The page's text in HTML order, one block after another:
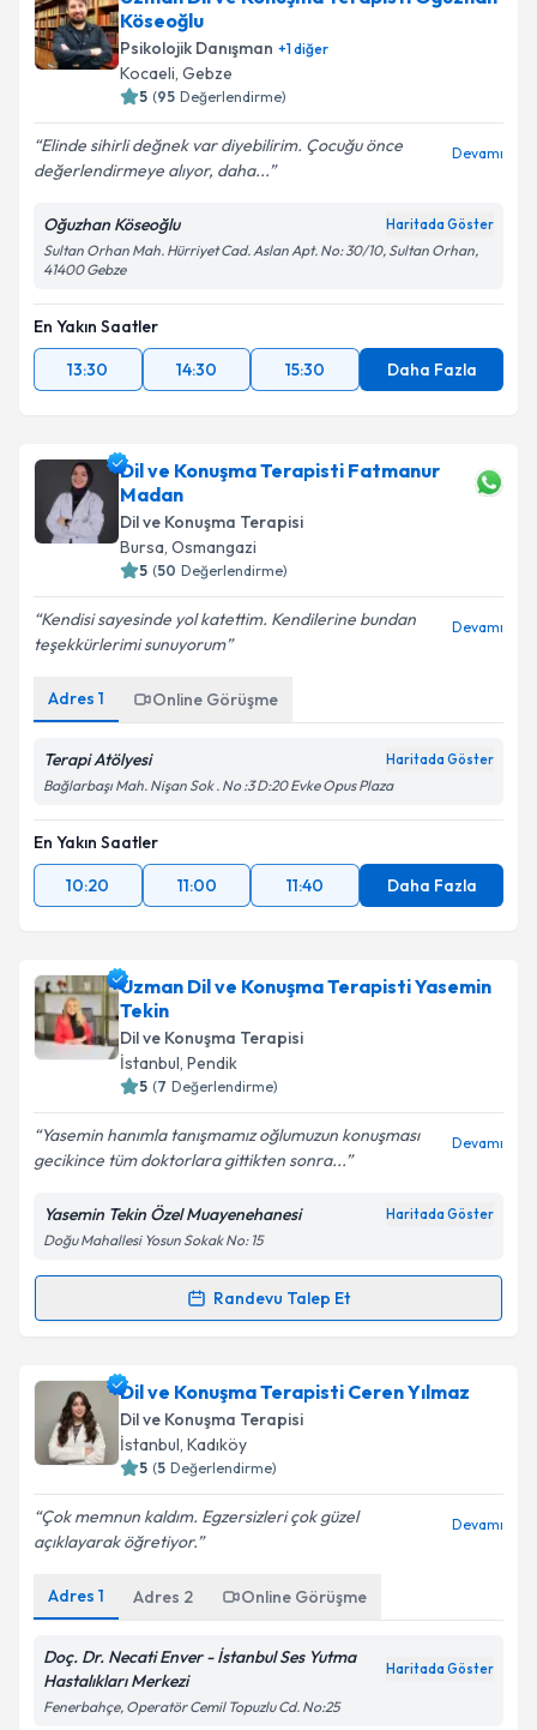
E-posta Adresiniz
Kişisel verilerimin işlenmesine ilişkinAydınlatma
Metni'ni okudum ve kişisel verilerimin belirtilen
Köseoğlu
Psikolojik Danışman +1diğer
Kocaeli, Gebze
5 (95 Değerlendirme)
Elinde sihirli değnek var diyebilirim. Çocuğu önce
değerlendirmeye alıyor, daha...
Devamı
Oğuzhan Köseoğlu Haritada Göster
Sultan Orhan Mah. Hürriyet Cad. Aslan Apt. No: 30/10, Sultan Orhan,
41400 Gebze
En Yakın Saatler
13:30
14:30 15:30 Daha Fazla
Dil ve Konuşma Terapisti Fatmanur
Madan
Dil ve Konuşma Terapisi
Bursa, Osmangazi
5 (50 Değerlendirme)
Kendisi sayesinde yol katettim. Kendilerine bundan
teşekkürlerimi sunuyorum
Devamı
Adres 1 Online Görüşme
Terapi Atölyesi Haritada Göster
Bağlarbaşı Mah. Nişan Sok . No :3 D:20 Evke Opus Plaza
En Yakın Saatler
10:20
11:00 11:40 Daha Fazla
Uzman Dil ve Konuşma Terapisti Yasemin
Tekin
Dil ve Konuşma Terapisi
İstanbul, Pendik
5 (7 Değerlendirme)
Yasemin hanımla tanışmamız oğlumuzun konuşması
gecikince tüm doktorlara gittikten sonra...
Devamı
Yasemin Tekin Özel Muayenehanesi Haritada Göster
Doğu Mahallesi Yosun Sokak No: 15
Randevu Talep Et
Randevu Takvimi Talebi
Uzman Dil ve Konuşma Terapisti Yasemin Tekin
için randevu takvimi talebi oluşturun. Size bu
uzmandan randevu almanız için bir takvim
hazırlandığında e-posta ile bilgilendireceğiz.
E-posta Adresiniz
Kişisel verilerimin işlenmesine ilişkinAydınlatma
Metni'ni okudum ve kişisel verilerimin belirtilen
kapsamda işlenmesini kabul ediyorum.
Dil ve Konuşma Terapisti Ceren Yılmaz
Dil ve Konuşma Terapisi
İstanbul, Kadıköy
5 (5 Değerlendirme)
Çok memnun kaldım. Egzersizleri çok güzel
açıklayarak öğretiyor.
Devamı
Adres 1 Adres 2 Online Görüşme
Doç. Dr. Necati Enver - İstanbul Ses Yutma
Hastalıkları Merkezi
Haritada Göster
Fenerbahçe, Operatör Cemil Topuzlu Cd. No:25